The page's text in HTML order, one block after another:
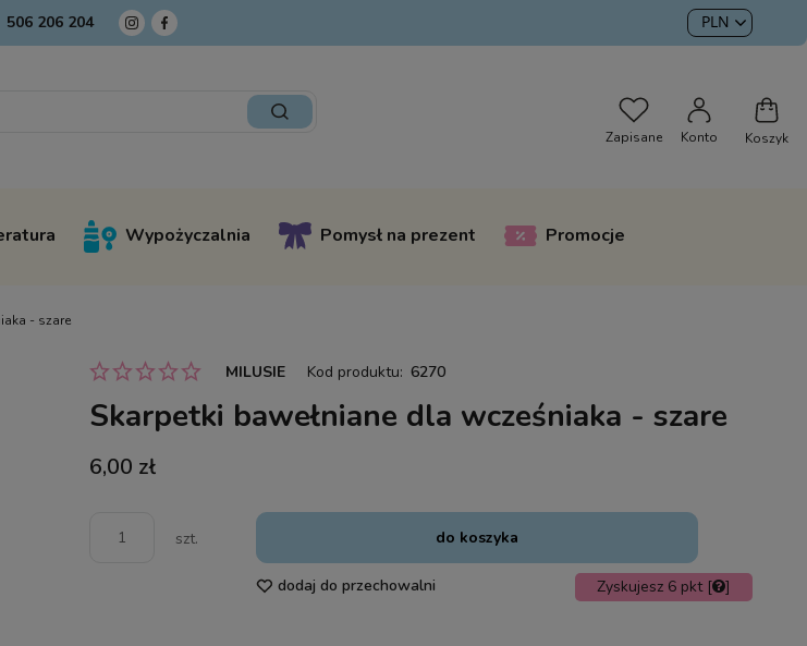
506 206 204
Wypożyczalnia Pomysł na prezent Promocje
- szare
MILUSIE Kod produktu: 6270
Skarpetki bawełniane dla wcześniaka - szare
6,00 zł
szt. do koszyka
Zyskujesz 6 pkt [ ]
dodaj do przechowalni